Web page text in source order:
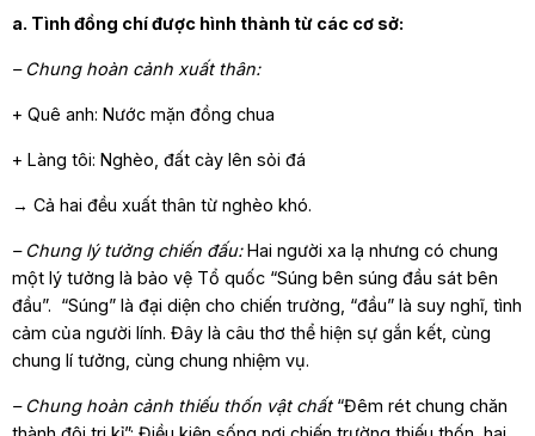
a. Tình đồng chí được hình thành từ các cơ sở:
– Chung hoàn cảnh xuất thân:
+ Quê anh: Nước mặn đồng chua
+ Làng tôi: Nghèo, đất cày lên sỏi đá
→ Cả hai đều xuất thân từ nghèo khó.
– Chung lý tưởng chiến đấu:Hai người xa lạ nhưng có chung
một lý tưởng là bảo vệ Tổ quốc “Súng bên súng đầu sát bên
đầu”. “Súng” là đại diện cho chiến trường, “đầu” là suy nghĩ, tình
cảm của người lính. Đây là câu thơ thể hiện sự gắn kết, cùng
chung lí tưởng, cùng chung nhiệm vụ.
– Chung hoàn cảnh thiếu thốn vật chất“Đêm rét chung chăn